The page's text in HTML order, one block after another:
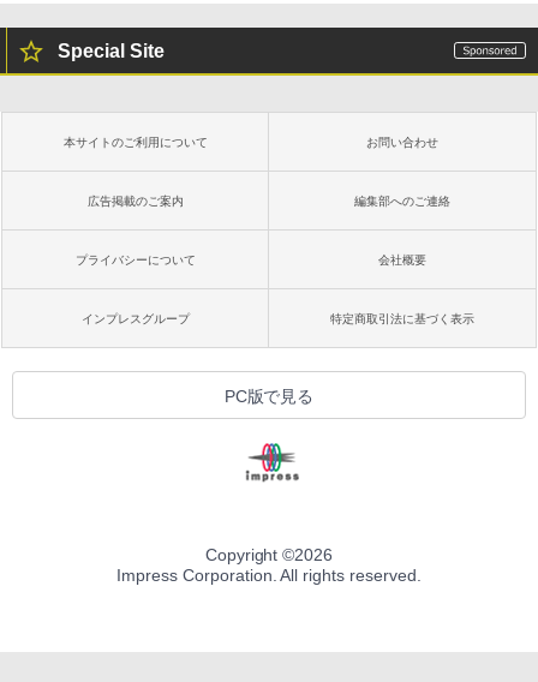
Special Site
本サイトのご利用について お問い合わせ
広告掲載のご案内 編集部へのご連絡
プライバシーについて 会社概要
インプレスグループ 特定商取引法に基づく表示
PC版で見る
Copyright ©2026
Impress Corporation. All rights reserved.